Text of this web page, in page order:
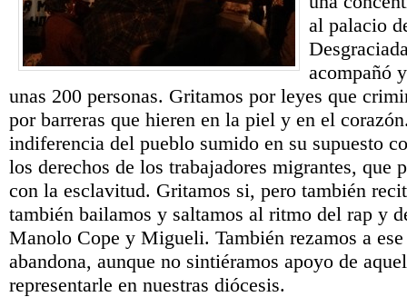
al palacio
acompañó
unas 200 personas. Gritamos por leyes que
por barreras que hieren en la piel y en el
indiferencia del pueblo sumido en su supuesto
los derechos de los trabajadores migrantes, que
con la esclavitud. Gritamos si, pero también
también bailamos y saltamos al ritmo del rap y
Manolo Cope y Migueli. También rezamos a
abandona, aunque no sintiéramos apoyo de
representarle en nuestras diócesis.